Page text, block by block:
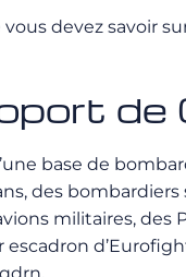
devez savoir
de
base de
des
militaires,